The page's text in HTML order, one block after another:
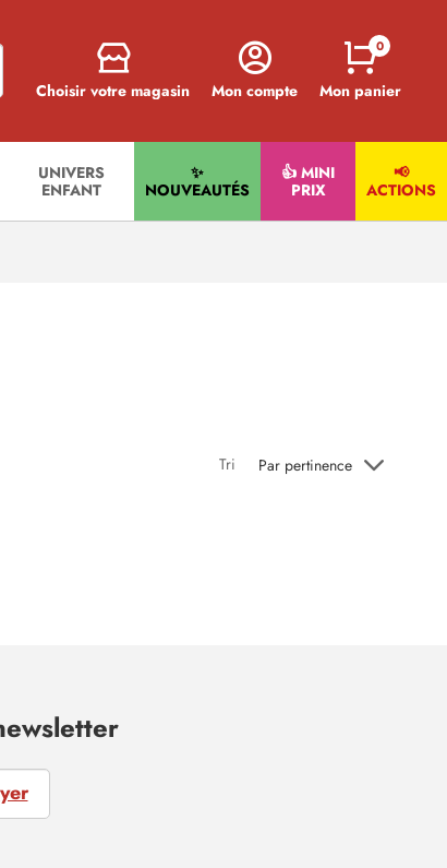
Choisir votre magasin Mon compte Mon panier
0
UNIVERS
ENFANT
✨
NOUVEAUTÉS
👍 MINI
PRIX
📢
ACTIONS
Tri Par pertinence